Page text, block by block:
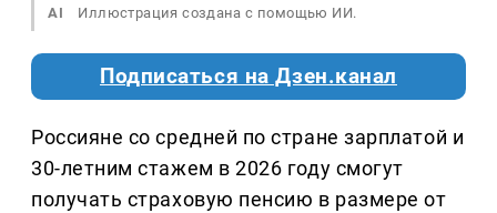
AI Иллюстрация создана с помощью ИИ.
Подписаться на Дзен.канал
Россияне со средней по стране зарплатой и
30-летним стажем в 2026 году смогут
получать страховую пенсию в размере от